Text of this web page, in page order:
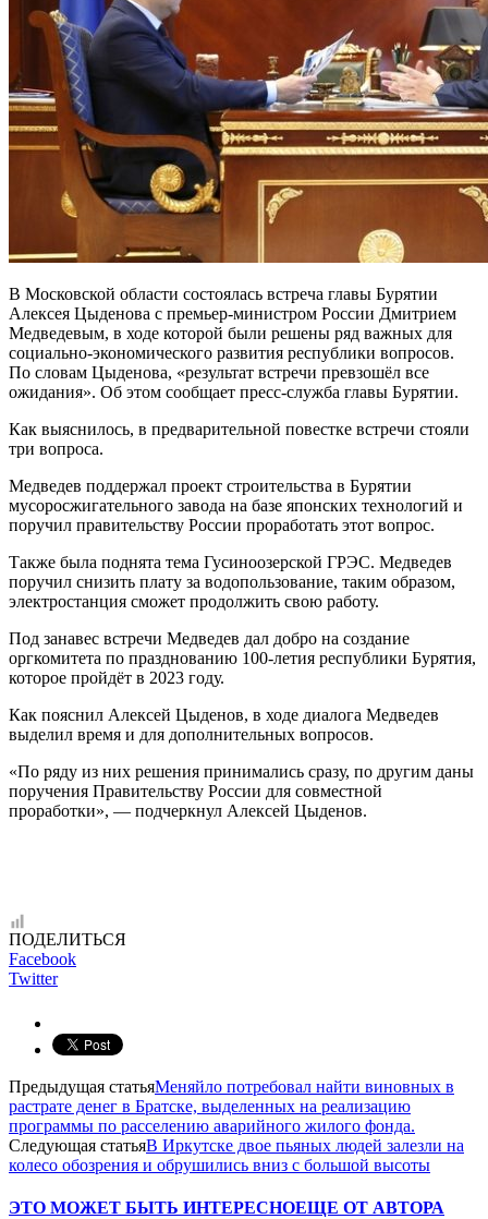
В Московской области состоялась встреча главы Бурятии
Алексея Цыденова с премьер-министром России Дмитрием
Медведевым, в ходе которой были решены ряд важных для
социально-экономического развития республики вопросов.
По словам Цыденова, «результат встречи превзошёл все
ожидания». Об этом сообщает пресс-служба главы Бурятии.
Как выяснилось, в предварительной повестке встречи стояли
три вопроса.
Медведев поддержал проект строительства в Бурятии
мусоросжигательного завода на базе японских технологий и
поручил правительству России проработать этот вопрос.
Также была поднята тема Гусиноозерской ГРЭС. Медведев
поручил снизить плату за водопользование, таким образом,
электростанция сможет продолжить свою работу.
Под занавес встречи Медведев дал добро на создание
оргкомитета по празднованию 100-летия республики Бурятия,
которое пройдёт в 2023 году.
Как пояснил Алексей Цыденов, в ходе диалога Медведев
выделил время и для дополнительных вопросов.
«По ряду из них решения принимались сразу, по другим даны
поручения Правительству России для совместной
проработки», — подчеркнул Алексей Цыденов.
ПОДЕЛИТЬСЯ
Facebook
Twitter
Предыдущая статьяМеняйло потребовал найти виновных в
растрате денег в Братске, выделенных на реализацию
программы по расселению аварийного жилого фонда.
Следующая статьяВ Иркутске двое пьяных людей залезли на
колесо обозрения и обрушились вниз с большой высоты
ЭТО МОЖЕТ БЫТЬ ИНТЕРЕСНОЕЩЕ ОТ АВТОРА